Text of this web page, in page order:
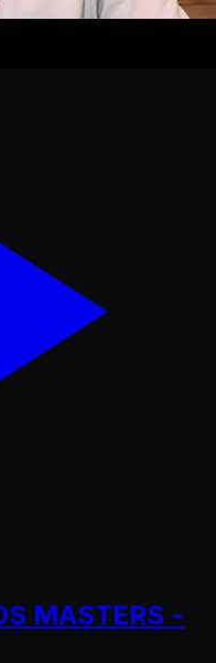
MASTERS -